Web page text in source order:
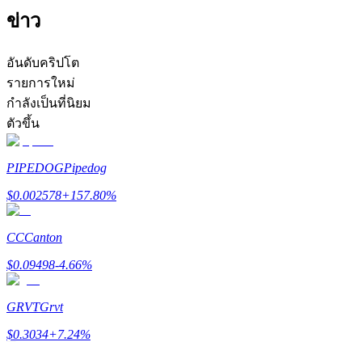
ข้อมูล
การวิเคราะห์ข้อมูลขนาดใหญ่ รวมถึงข้อมูลการค้า ฯลฯ
แนะนำ
ข่าว
อันดับคริปโต
รายการใหม่
กำลังเป็นที่นิยม
ตัวขึ้น
PIPEDOGPipedog
$0.002578+157.80%
CCCanton
$0.09498-4.66%
GRVTGrvt
$0.3034+7.24%